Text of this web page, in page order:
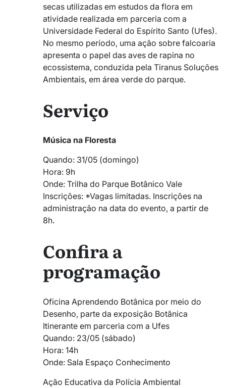
secas utilizadas em estudos da flora em
atividade realizada em parceria com a
Universidade Federal do Espírito Santo (Ufes).
No mesmo período, uma ação sobre falcoaria
apresenta o papel das aves de rapina no
ecossistema, conduzida pela Tiranus Soluções
Ambientais, em área verde do parque.
Serviço
Música na Floresta
Quando: 31/05 (domingo)
Hora: 9h
Onde: Trilha do Parque Botânico Vale
Inscrições: *Vagas limitadas. Inscrições na
administração na data do evento, a partir de
8h.
Confira a
programação
Oficina Aprendendo Botânica por meio do
Desenho, parte da exposição Botânica
Itinerante em parceria com a Ufes
Quando: 23/05 (sábado)
Hora: 14h
Onde: Sala Espaço Conhecimento
Ação Educativa da Polícia Ambiental